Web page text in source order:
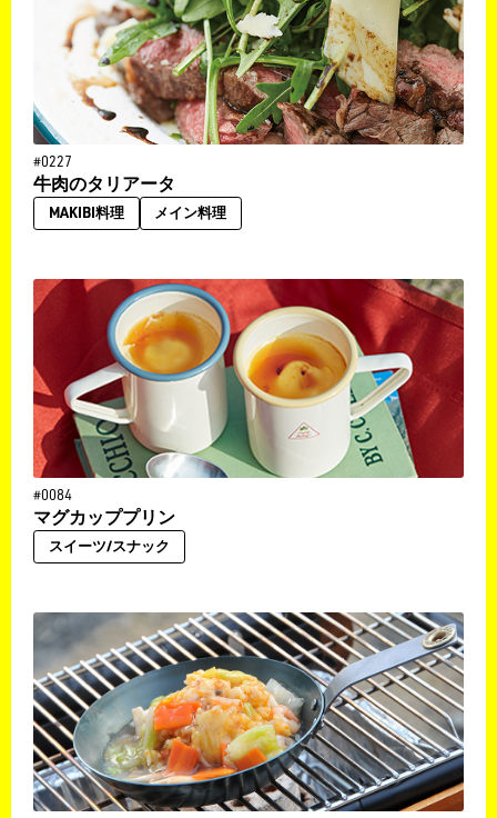
#0227
牛肉のタリアータ
MAKIBI料理 メイン料理
#0084
マグカッププリン
スイーツ/スナック